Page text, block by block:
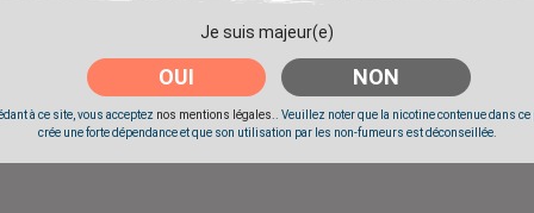
Je suis majeur(e)
OUI NON
à ce site, vous acceptez nos mentions légales.
. Veuillez noter que la nicotine contenue dans
crée une forte dépendance et que son utilisation par les non-fumeurs est déconseillée.